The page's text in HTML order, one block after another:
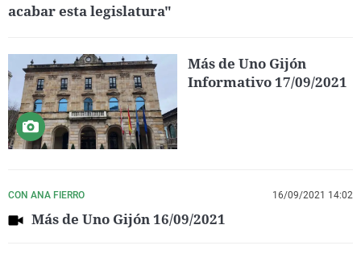
acabar esta legislatura"
Más de Uno Gijón
Informativo 17/09/2021
CON ANA FIERRO 16/09/2021 14:02
Más de Uno Gijón 16/09/2021